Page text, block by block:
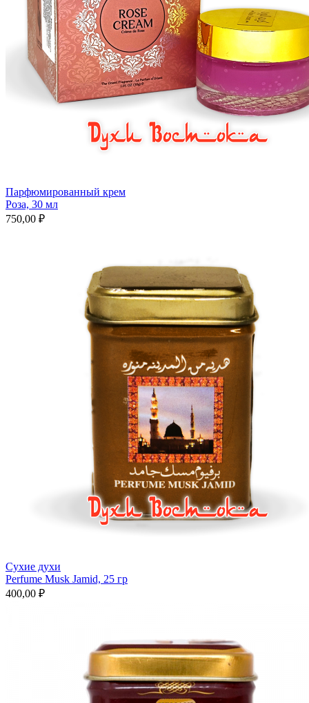
Парфюмированный крем
Роза, 30 мл
750,00 ₽
Сухие духи
Perfume Musk Jamid, 25 гр
400,00 ₽